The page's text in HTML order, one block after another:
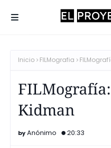
Inicio FILMografia
Kidman
Anónimo 20:33